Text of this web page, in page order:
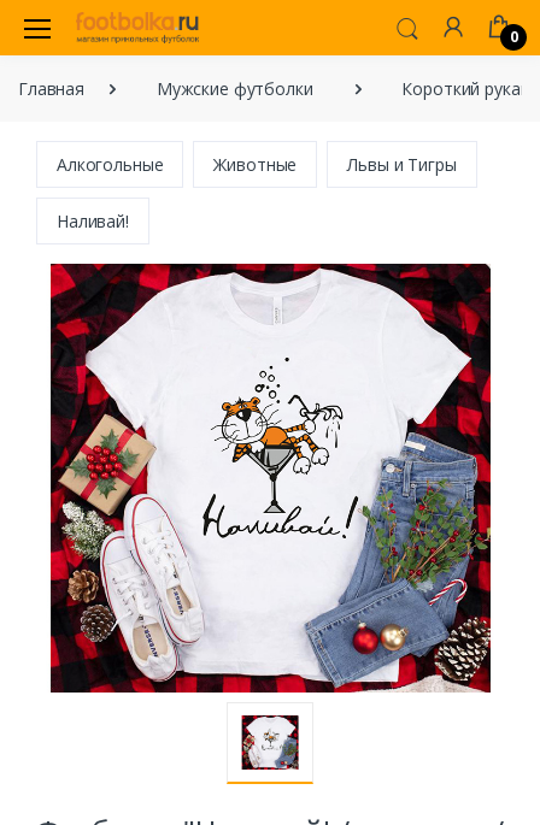
0
Главная Мужские футболки Короткий рукав
Алкогольные Животные Львы и Тигры
Наливай!